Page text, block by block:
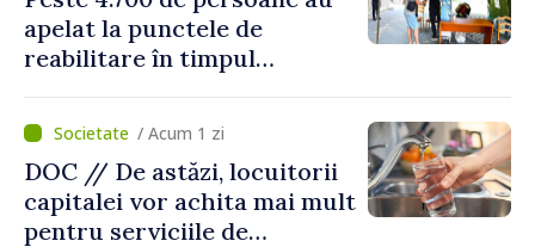
apelat la punctele de
reabilitare în timpul
/ Acum 1 zi
DOC // De astăzi, locuitorii
capitalei vor achita mai mult
pentru serviciile de